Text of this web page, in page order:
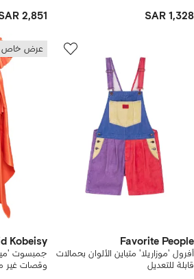
SAR 1,328
2,851
Favorite People
أفرول 'موزاريلا' متباين الألوان بحمالات
قابلة للتعديل
عرض خاص
Kobeisy
جمبسوت
وقصات غير